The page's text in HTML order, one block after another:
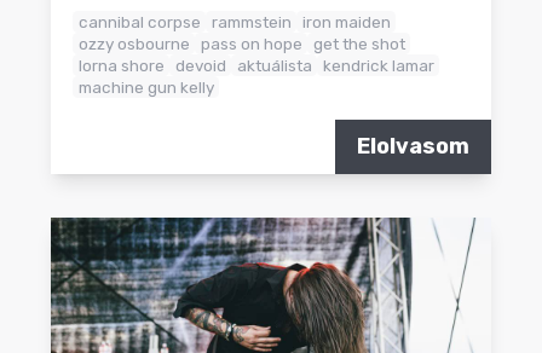
cannibal corpse rammstein
iron maiden
ozzy osbourne
pass on hope
get the shot
lorna shore
devoid aktuálista
kendrick lamar
machine gun kelly
Elolvasom